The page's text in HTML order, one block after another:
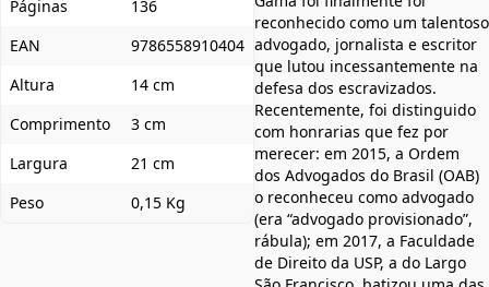
Páginas
136
EAN
9786558910404
Altura
14 cm
Comprimento
3 cm
Largura
21 cm
Peso
0,15 Kg
reconhecido como um talentoso
advogado, jornalista e escritor
que lutou incessantemente na
defesa dos escravizados.
Recentemente, foi distinguido
com honrarias que fez por
merecer: em 2015, a Ordem
dos Advogados do Brasil (OAB)
o reconheceu como advogado
(era “advogado provisionado”,
rábula); em 2017, a Faculdade
de Direito da USP, a do Largo